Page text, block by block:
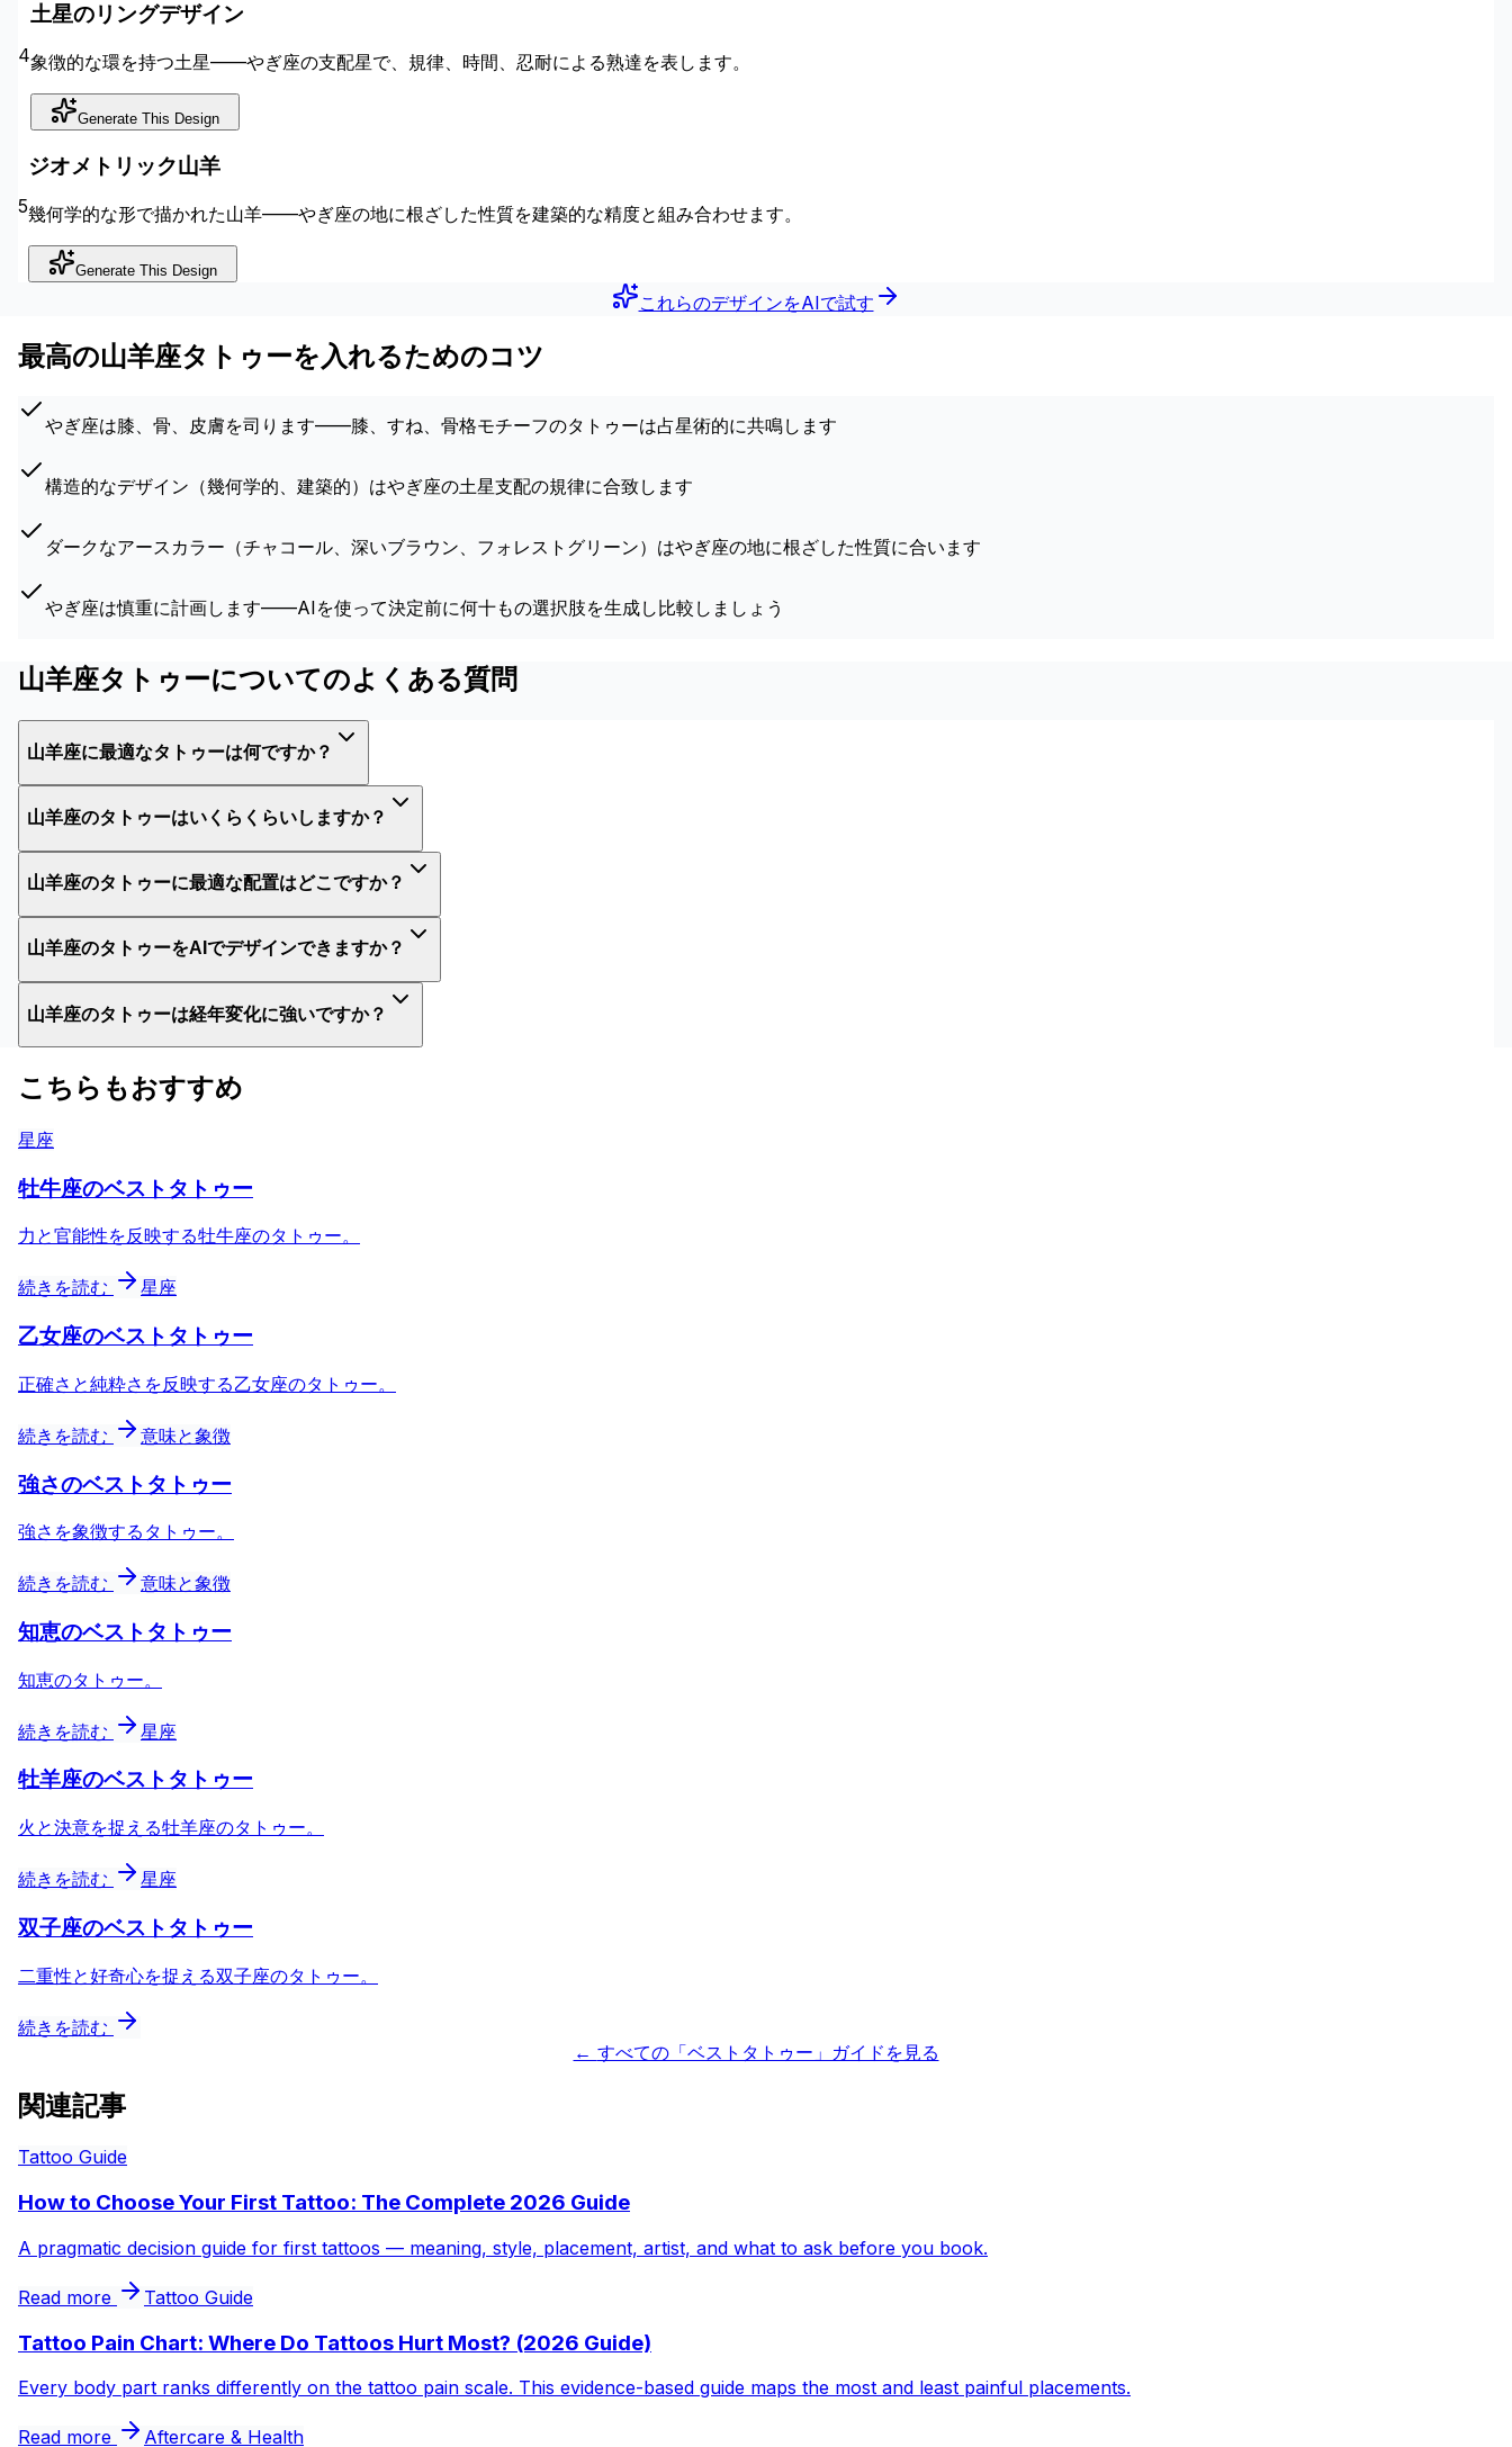
4
土星のリングデザイン
象徴的な環を持つ土星——やぎ座の支配星で、規律、時間、忍耐による熟達を表します。
Generate This Design
5
ジオメトリック山羊
幾何学的な形で描かれた山羊——やぎ座の地に根ざした性質を建築的な精度と組み合わせます。
Generate This Design
これらのデザインをAIで試す
最高の山羊座タトゥーを入れるためのコツ
やぎ座は膝、骨、皮膚を司ります——膝、すね、骨格モチーフのタトゥーは占星術的に共鳴します
構造的なデザイン（幾何学的、建築的）はやぎ座の土星支配の規律に合致します
ダークなアースカラー（チャコール、深いブラウン、フォレストグリーン）はやぎ座の地に根ざした性質に合います
やぎ座は慎重に計画します——AIを使って決定前に何十もの選択肢を生成し比較しましょう
山羊座タトゥーについてのよくある質問
山羊座に最適なタトゥーは何ですか？
山羊座のタトゥーはいくらくらいしますか？
山羊座のタトゥーに最適な配置はどこですか？
山羊座のタトゥーをAIでデザインできますか？
山羊座のタトゥーは経年変化に強いですか？
こちらもおすすめ
星座
牡牛座のベストタトゥー
力と官能性を反映する牡牛座のタトゥー。
続きを読む 星座
乙女座のベストタトゥー
正確さと純粋さを反映する乙女座のタトゥー。
続きを読む 意味と象徴
強さのベストタトゥー
強さを象徴するタトゥー。
続きを読む 意味と象徴
知恵のベストタトゥー
知恵のタトゥー。
続きを読む 星座
牡羊座のベストタトゥー
火と決意を捉える牡羊座のタトゥー。
続きを読む 星座
双子座のベストタトゥー
二重性と好奇心を捉える双子座のタトゥー。
続きを読む
← すべての「ベストタトゥー」ガイドを見る
関連記事
Tattoo Guide
How to Choose Your First Tattoo: The Complete 2026 Guide
A pragmatic decision guide for first tattoos — meaning, style, placement, artist, and what to ask before you book.
Read more Tattoo Guide
Tattoo Pain Chart: Where Do Tattoos Hurt Most? (2026 Guide)
Every body part ranks differently on the tattoo pain scale. This evidence-based guide maps the most and least painful placements.
Read more Aftercare & Health